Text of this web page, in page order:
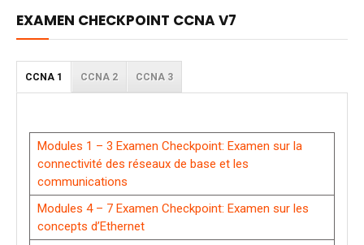
EXAMEN CHECKPOINT CCNA V7
CCNA 1 CCNA 2 CCNA 3
Modules 1 – 3 Examen Checkpoint: Examen sur la
connectivité des réseaux de base et les
communications
Modules 4 – 7 Examen Checkpoint: Examen sur les
concepts d’Ethernet